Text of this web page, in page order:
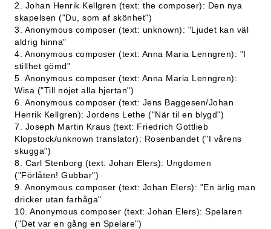
2. Johan Henrik Kellgren (text: the composer): Den nya
skapelsen ("Du, som af skönhet")
3. Anonymous composer (text: unknown): "Ljudet kan väl
aldrig hinna"
4. Anonymous composer (text: Anna Maria Lenngren): "I
stillhet gömd"
5. Anonymous composer (text: Anna Maria Lenngren):
Wisa ("Till nöjet alla hjertan")
6. Anonymous composer (text: Jens Baggesen/Johan
Henrik Kellgren): Jordens Lethe ("När til en blygd")
7. Joseph Martin Kraus (text: Friedrich Gottlieb
Klopstock/unknown translator): Rosenbandet ("I vårens
skugga")
8. Carl Stenborg (text: Johan Elers): Ungdomen
("Förlåten! Gubbar")
9. Anonymous composer (text: Johan Elers): "En ärlig man
dricker utan farhåga"
10. Anonymous composer (text: Johan Elers): Spelaren
("Det var en gång en Spelare")